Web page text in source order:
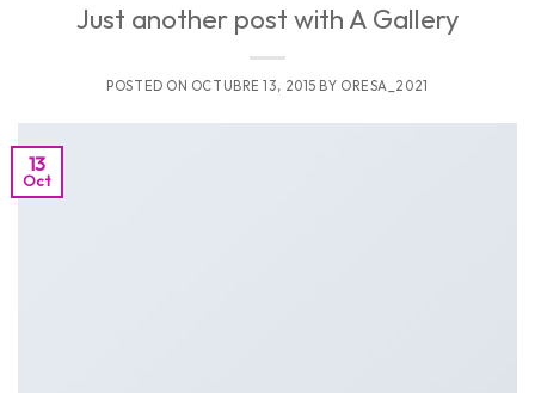
Just another post with A Gallery
POSTED ON OCTUBRE 13, 2015 BY ORESA_2021
13
Oct